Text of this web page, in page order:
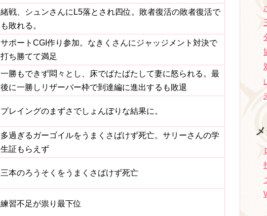
緒戦、シュンさんにL5落とされ四位。敗者復活の敗者復活で
も敗れる。
サポートCGI作り参加。なきくさんにジャッジメント対決で
打ち勝てて満足
一勝もできず悶々とし、床でばたばたして妻に怒られる。最
後に一勝しリザーバー枠で到達編に進出するも敗退
プレイングのまずさでしょんぼりな結果に。
多過ぎるガーゴイルをうまくさばけず死亡。サリーさんの学
生証もらえず
三本のろうそくをうまくさばけず死亡
練習不足が祟り最下位